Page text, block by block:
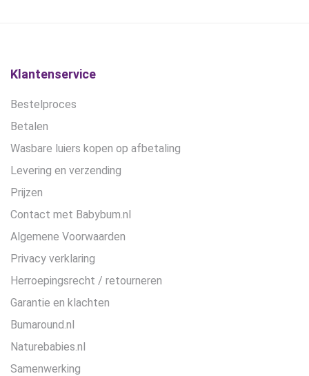
Klantenservice
Bestelproces
Betalen
Wasbare luiers kopen op afbetaling
Levering en verzending
Prijzen
Contact met Babybum.nl
Algemene Voorwaarden
Privacy verklaring
Herroepingsrecht / retourneren
Garantie en klachten
Bumaround.nl
Naturebabies.nl
Samenwerking